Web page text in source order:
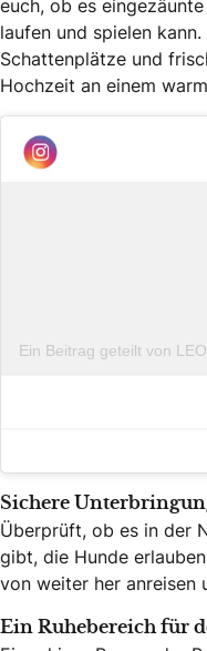
euch, ob es
laufen und spielen
Schattenplätze und
Hochzeit an einem
Sichere
Überprüft, ob es in der
gibt, die Hunde
von weiter her anreisen
Ein Ruhebereich für